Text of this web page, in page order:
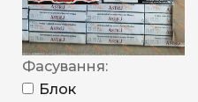
Фасування:
Блок